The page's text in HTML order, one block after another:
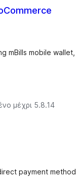
mBills mobile wallet,
μέχρι 5.8.14
payment method